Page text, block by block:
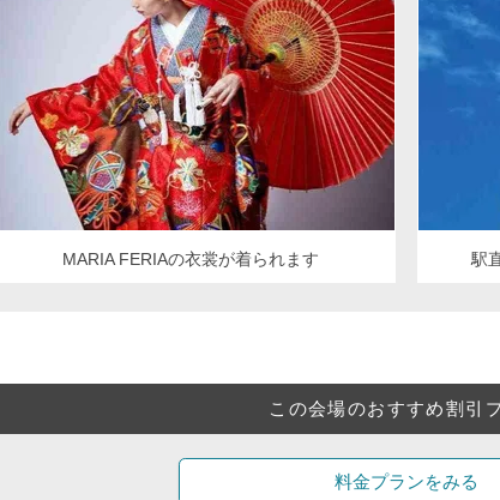
MARIA FERIAの衣裳が着られます 駅
この会場のおすすめ割引
料金プランをみる